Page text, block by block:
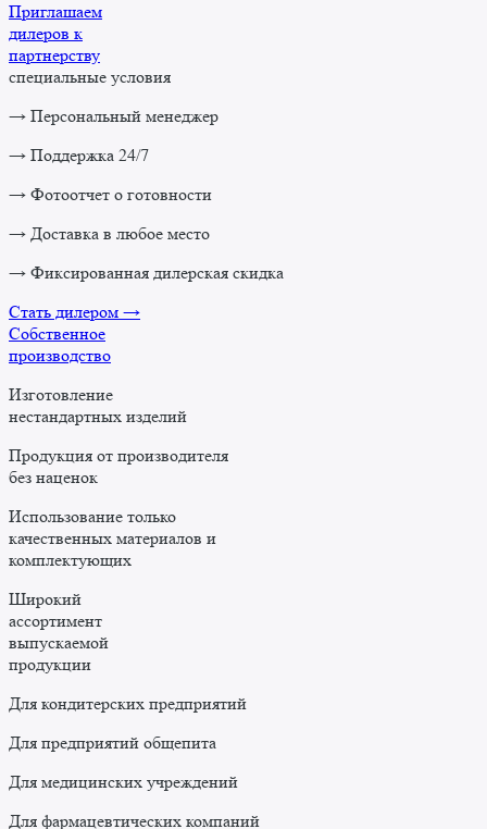
Приглашаем
дилеров к
партнерству
специальные условия
→ Персональный менеджер
→ Поддержка 24/7
→ Фотоотчет о готовности
→ Доставка в любое место
→ Фиксированная дилерская скидка
Стать дилером →
Собственное
производство
Изготовление
нестандартных изделий
Продукция от производителя
без наценок
Использование только
качественных материалов и
комплектующих
Широкий
ассортимент
выпускаемой
продукции
Для кондитерских предприятий
Для предприятий общепита
Для медицинских учреждений
Для фармацевтических компаний